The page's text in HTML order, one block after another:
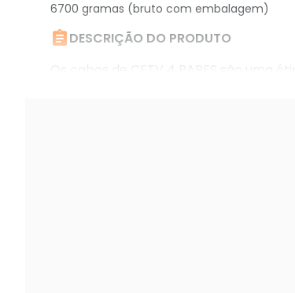
6700 gramas (bruto com embalagem)
DESCRIÇÃO DO PRODUTO
Os cabos de CFTV 4 PARES são